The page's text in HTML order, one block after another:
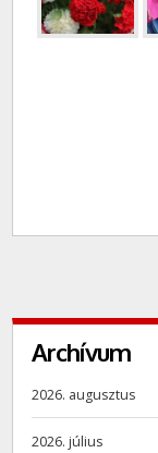
Archívum
2026. augusztus
2026. július